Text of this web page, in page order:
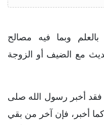
وبما فيه مصالح
مع الضيف أو الزوجة
فقد أخبر رسول الله صلى
أخبر، فإن آخر من بقي